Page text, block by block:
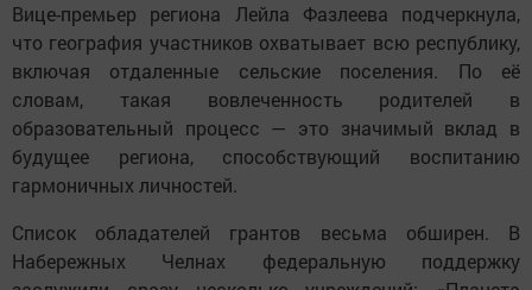
Вице-премьер региона Лейла Фазлеева подчеркнула,
что география участников охватывает всю республику,
включая отдаленные сельские поселения. По её
словам, такая вовлеченность родителей в
образовательный процесс — это значимый вклад в
будущее региона, способствующий воспитанию
гармоничных личностей.
Список обладателей грантов весьма обширен. В
Набережных Челнах федеральную поддержку